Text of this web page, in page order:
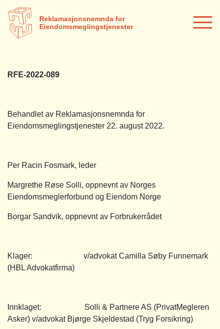
Reklamasjonsnemnda for
Eiendomsmeglingstjenester
RFE-2022-089
Behandlet av Reklamasjonsnemnda for
Eiendomsmeglingstjenester 22. august 2022.
Per Racin Fosmark, leder
Margrethe Røse Solli, oppnevnt av Norges
Eiendomsmeglerforbund og Eiendom Norge
Borgar Sandvik, oppnevnt av Forbrukerrådet
Klager: v/advokat Camilla Søby Funnemark
(HBL Advokatfirma)
Innklaget: Solli & Partnere AS (PrivatMegleren
Asker) v/advokat Bjørge Skjeldestad (Tryg Forsikring)